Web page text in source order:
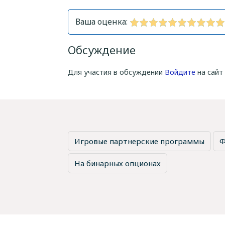
Ваша оценка:
Обсуждение
Для участия в обсуждении Войдите на сайт
Игровые партнерские программы
На бинарных опционах